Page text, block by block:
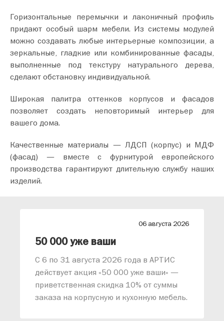
Горизонтальные перемычки и лаконичный профиль
придают особый шарм мебели. Из системы модулей
можно создавать любые интерьерные композиции, а
зеркальные, гладкие или комбинированные фасады,
выполненные под текстуру натурального дерева,
сделают обстановку индивидуальной.
Широкая палитра оттенков корпусов и фасадов
позволяет создать неповторимый интерьер для
вашего дома.
Качественные материалы — ЛДСП (корпус) и МДФ
(фасад) — вместе с фурнитурой европейского
производства гарантируют длительную службу наших
изделий.
06 августа 2026
50 000 уже ваши
С 6 по 31 августа 2026 года в АРТИС
действует акция «50 000 уже ваши» —
приветственная скидка 10% от суммы
заказа на корпусную и кухонную мебель.